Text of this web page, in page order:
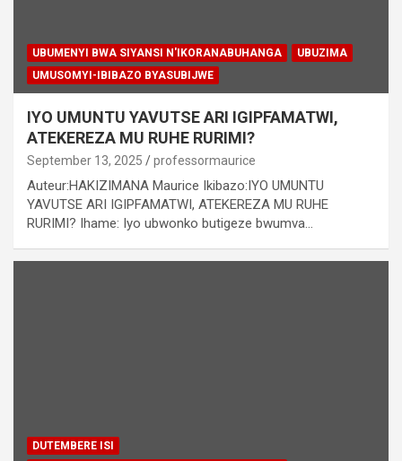
UBUMENYI BWA SIYANSI N'IKORANABUHANGA
UBUZIMA
UMUSOMYI-IBIBAZO BYASUBIJWE
IYO UMUNTU YAVUTSE ARI IGIPFAMATWI,
ATEKEREZA MU RUHE RURIMI?
September 13, 2025 professormaurice
Auteur:HAKIZIMANA Maurice Ikibazo:IYO UMUNTU
YAVUTSE ARI IGIPFAMATWI, ATEKEREZA MU RUHE
RURIMI? Ihame: Iyo ubwonko butigeze bwumva…
DUTEMBERE ISI